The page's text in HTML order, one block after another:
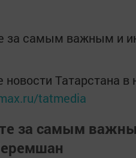
за самым важным и
новости Татарстана
tatmedia
за самым